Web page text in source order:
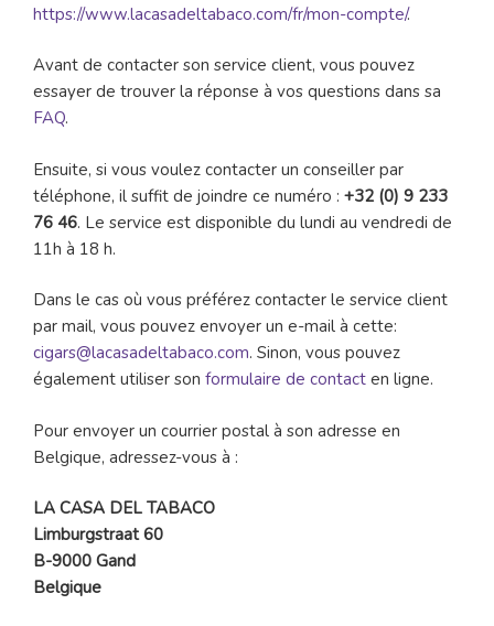
https://www.lacasadeltabaco.com/fr/mon-compte/.
Avant de contacter son service client, vous pouvez
essayer de trouver la réponse à vos questions dans sa
FAQ.
Ensuite, si vous voulez contacter un conseiller par
téléphone, il suffit de joindre ce numéro : +32 (0) 9 233
76 46. Le service est disponible du lundi au vendredi de
11h à 18 h.
Dans le cas où vous préférez contacter le service client
par mail, vous pouvez envoyer un e-mail à cette:
cigars@lacasadeltabaco.com. Sinon, vous pouvez
également utiliser son formulaire de contact en ligne.
Pour envoyer un courrier postal à son adresse en
Belgique, adressez-vous à :
LA CASA DEL TABACO
Limburgstraat 60
B-9000 Gand
Belgique